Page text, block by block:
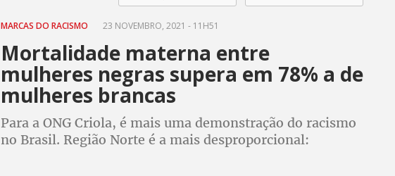
MARCAS DO RACISMO 23 NOVEMBRO, 2021 - 11H51
Mortalidade materna entre
mulheres negras supera em 78% a de
mulheres brancas
Para a ONG Criola, é mais uma demonstração do racismo
no Brasil. Região Norte é a mais desproporcional: